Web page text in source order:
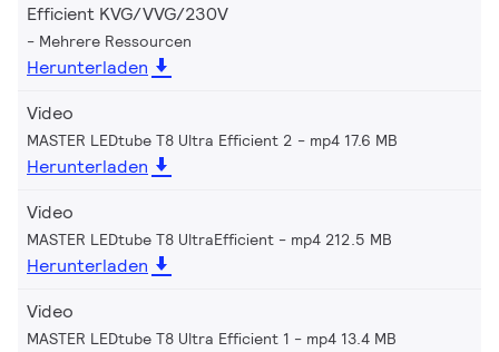
Efficient KVG/VVG/230V
Mehrere Ressourcen
Herunterladen
Video
MASTER LEDtube T8 Ultra Efficient 2 mp4 17.6 MB
Herunterladen
Video
MASTER LEDtube T8 UltraEfficient mp4 212.5 MB
Herunterladen
Video
MASTER LEDtube T8 Ultra Efficient 1 mp4 13.4 MB